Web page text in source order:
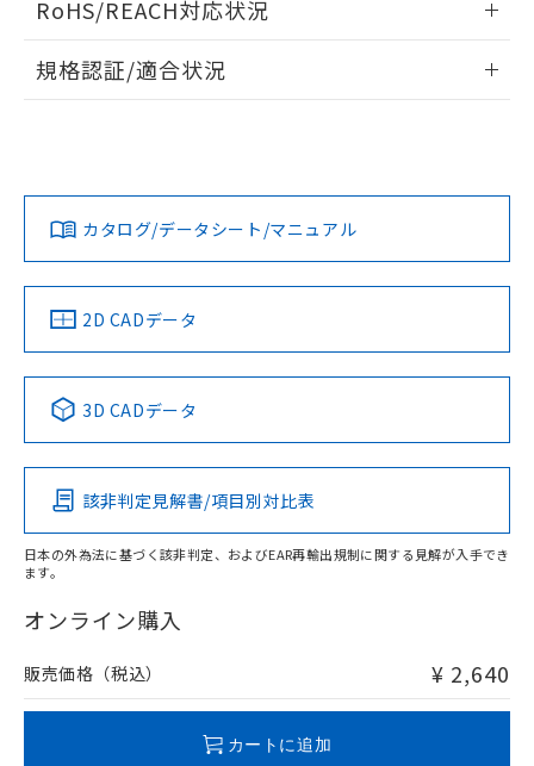
ドすることができます。
ログイン/会員登録
ダウンロードデータをご利用いただく前に、以下を必ずお読
みください。
ソフトウェアの使用条件
RoHS/REACH対応状況
EU RoHS 注意事項・凡例
対応済み
中国 RoHS 注意事項・凡例
Pb Hg Cd Cr(VI)
O
在庫等で未対応品が混在する可能性があります。
問い合わせください。
規格認証/適合状況
カタログ/データシート/マニュアル
2D CADデータ
3D CADデータ
該非判定見解書/項目別対比表
日本の外為法に基づく該非判定、およびEAR再輸出規制に関する見解が入手でき
ます。
オンライン購入
販売価格（税込） ¥ 2,640
カートに追加
既に当社にて対応品への在庫切替を完了
していることから、特段のことがない限
り、2022年1月12日より割愛しておりま
す。